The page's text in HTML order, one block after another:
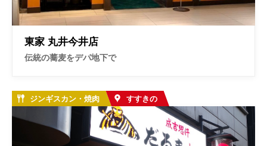
東家 丸井今井店
伝統の蕎麦をデパ地下で
ジンギスカン・焼肉 すすきの